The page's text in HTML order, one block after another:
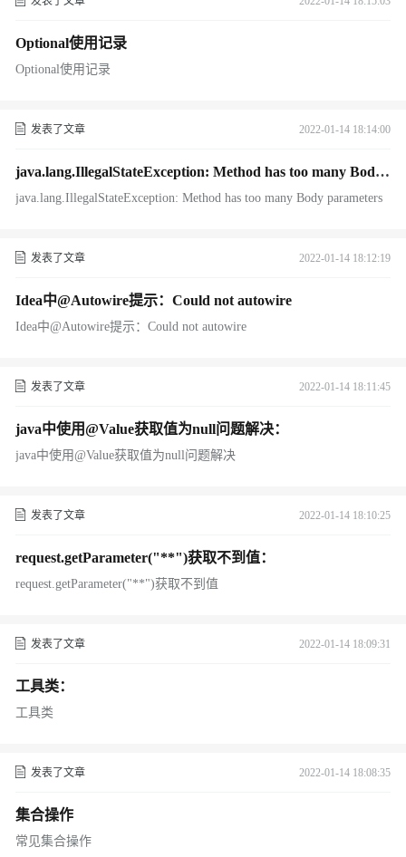
Optional使用记录
Optional使用记录
发表了文章 2022-01-14 18:14:00
java.lang.IllegalStateException: Method has too many Body
parameters
java.lang.IllegalStateException: Method has too many Body parameters
发表了文章 2022-01-14 18:12:19
Idea中@Autowire提示：Could not autowire
Idea中@Autowire提示：Could not autowire
发表了文章 2022-01-14 18:11:45
java中使用@Value获取值为null问题解决：
java中使用@Value获取值为null问题解决
发表了文章 2022-01-14 18:10:25
request.getParameter("**")获取不到值：
request.getParameter("**")获取不到值
发表了文章 2022-01-14 18:09:31
工具类：
工具类
发表了文章 2022-01-14 18:08:35
集合操作
常见集合操作